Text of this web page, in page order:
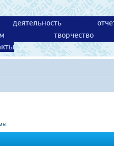
деятельность
творчество